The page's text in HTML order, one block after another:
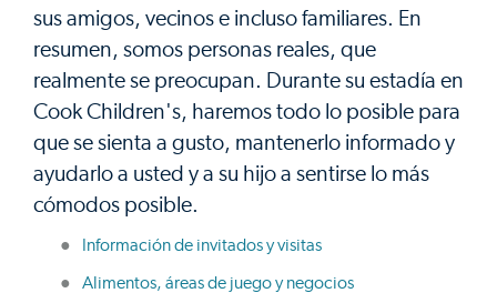
sus amigos, vecinos e incluso familiares. En
resumen, somos personas reales, que
realmente se preocupan. Durante su estadía en
Cook Children's, haremos todo lo posible para
que se sienta a gusto, mantenerlo informado y
ayudarlo a usted y a su hijo a sentirse lo más
cómodos posible.
Información de invitados y visitas
Alimentos, áreas de juego y negocios